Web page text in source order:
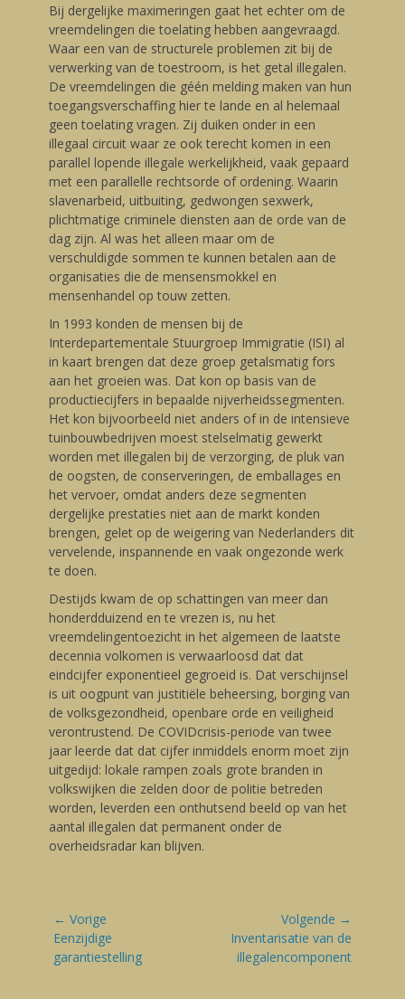
Bij dergelijke maximeringen gaat het echter om de
vreemdelingen die toelating hebben aangevraagd.
Waar een van de structurele problemen zit bij de
verwerking van de toestroom, is het getal illegalen.
De vreemdelingen die géén melding maken van hun
toegangsverschaffing hier te lande en al helemaal
geen toelating vragen. Zij duiken onder in een
illegaal circuit waar ze ook terecht komen in een
parallel lopende illegale werkelijkheid, vaak gepaard
met een parallelle rechtsorde of ordening. Waarin
slavenarbeid, uitbuiting, gedwongen sexwerk,
plichtmatige criminele diensten aan de orde van de
dag zijn. Al was het alleen maar om de
verschuldigde sommen te kunnen betalen aan de
organisaties die de mensensmokkel en
mensenhandel op touw zetten.
In 1993 konden de mensen bij de
Interdepartementale Stuurgroep Immigratie (ISI) al
in kaart brengen dat deze groep getalsmatig fors
aan het groeien was. Dat kon op basis van de
productiecijfers in bepaalde nijverheidssegmenten.
Het kon bijvoorbeeld niet anders of in de intensieve
tuinbouwbedrijven moest stelselmatig gewerkt
worden met illegalen bij de verzorging, de pluk van
de oogsten, de conserveringen, de emballages en
het vervoer, omdat anders deze segmenten
dergelijke prestaties niet aan de markt konden
brengen, gelet op de weigering van Nederlanders dit
vervelende, inspannende en vaak ongezonde werk
te doen.
Destijds kwam de op schattingen van meer dan
honderdduizend en te vrezen is, nu het
vreemdelingentoezicht in het algemeen de laatste
decennia volkomen is verwaarloosd dat dat
eindcijfer exponentieel gegroeid is. Dat verschijnsel
is uit oogpunt van justitiële beheersing, borging van
de volksgezondheid, openbare orde en veiligheid
verontrustend. De COVIDcrisis-periode van twee
jaar leerde dat dat cijfer inmiddels enorm moet zijn
uitgedijd: lokale rampen zoals grote branden in
volkswijken die zelden door de politie betreden
worden, leverden een onthutsend beeld op van het
aantal illegalen dat permanent onder de
overheidsradar kan blijven.
Bericht
navigatie
← Vorige
Vorige
blog:
Eenzijdige
garantiestelling
Volgende →
Volgende
Inventarisatie van de
illegalencomponent